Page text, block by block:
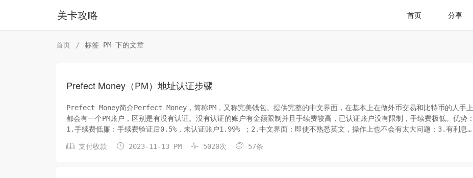
美卡攻略 首页 分享
首页 / 标签 PM 下的文章
Prefect Money（PM）地址认证步骤
Prefect Money简介Perfect Money，简称PM，又称完美钱包。提供完整的中文界面，在基本上在做外币交易和比特币的人手上
都会有一个PM账户，区别是有没有认证。没有认证的账户有金额限制并且手续费较高，已认证账户没有限制，手续费极低。优势：
1.手续费低廉：手续费验证后0.5%，未认证账户1.99% ；2.中文界面：即使不熟悉英文，操作上也不会有太大问题；3.有利息：
 支付收款  2023-11-13 PM  5020次  57条